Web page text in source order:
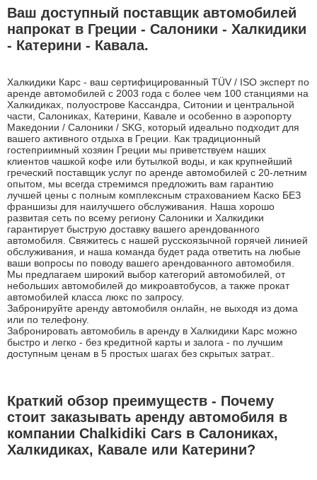
Ваш доступный поставщик автомобилей
напрокат в Греции - Салоники - Халкидики
- Катерини - Кавала.
Халкидики Карс - ваш сертифицированный TÜV / ISO эксперт по
аренде автомобилей с 2003 года с более чем 100 станциями на
Халкидиках, полуострове Кассандра, Ситонии и центральной
части, Салониках, Катерини, Кавале и особенно в аэропорту
Македонии / Салоники / SKG, который идеально подходит для
вашего активного отдыха в Греции. Как традиционный
гостеприимный хозяин Греции мы приветствуем наших
клиентов чашкой кофе или бутылкой воды, и как крупнейший
греческий поставщик услуг по аренде автомобилей с 20-летним
опытом, мы всегда стремимся предложить вам гарантию
лучшей цены с полным комплексным страхованием Каско БЕЗ
франшизы для наилучшего обслуживания. Наша хорошо
развитая сеть по всему региону Салоники и Халкидики
гарантирует быструю доставку вашего арендованного
автомобиля. Свяжитесь с нашей русскоязычной горячей линией
обслуживания, и наша команда будет рада ответить на любые
ваши вопросы по поводу вашего арендованного автомобиля.
Мы предлагаем широкий выбор категорий автомобилей, от
небольших автомобилей до микроавтобусов, а также прокат
автомобилей класса люкс по запросу.
Забронируйте аренду автомобиля онлайн, не выходя из дома
или по телефону.
Забронировать автомобиль в аренду в Халкидики Карс можно
быстро и легко - без кредитной карты и залога - по лучшим
доступным ценам в 5 простых шагах без скрытых затрат..
Краткий обзор преимуществ - Почему
стоит заказывать аренду автомобиля в
компании Chalkidiki Cars в Салониках,
Халкидиках, Кавале или Катерини?